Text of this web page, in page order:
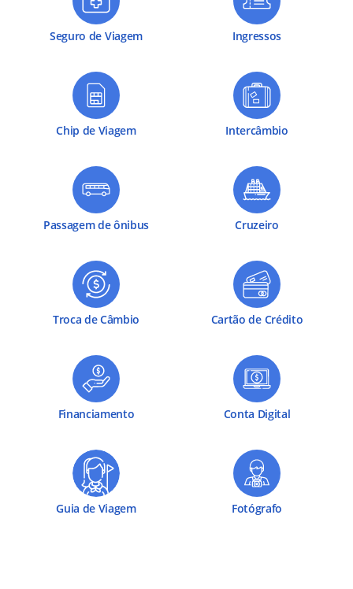
Seguro de Viagem Ingressos
Chip de Viagem Intercâmbio
Passagem de ônibus Cruzeiro
Troca de Câmbio Cartão de Crédito
Financiamento Conta Digital
Guia de Viagem Fotógrafo